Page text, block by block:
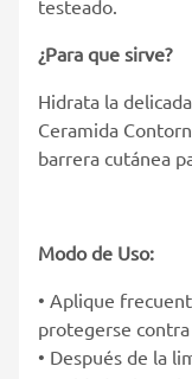
testeado.
¿Para que sirve?
Hidrata la
Ceramida
barrera cutánea
Modo de Uso:
• Aplique
protegerse
• Después de la